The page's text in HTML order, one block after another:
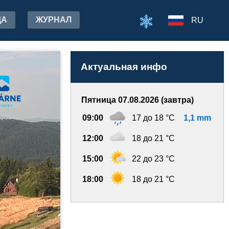
ЖУРНАЛ RU
Актуальная инфо
Пятница 07.08.2026 (завтра)
09:00 17 до 18 °C 1,1 mm
12:00 18 до 21 °C
15:00 22 до 23 °C
18:00 18 до 21 °C